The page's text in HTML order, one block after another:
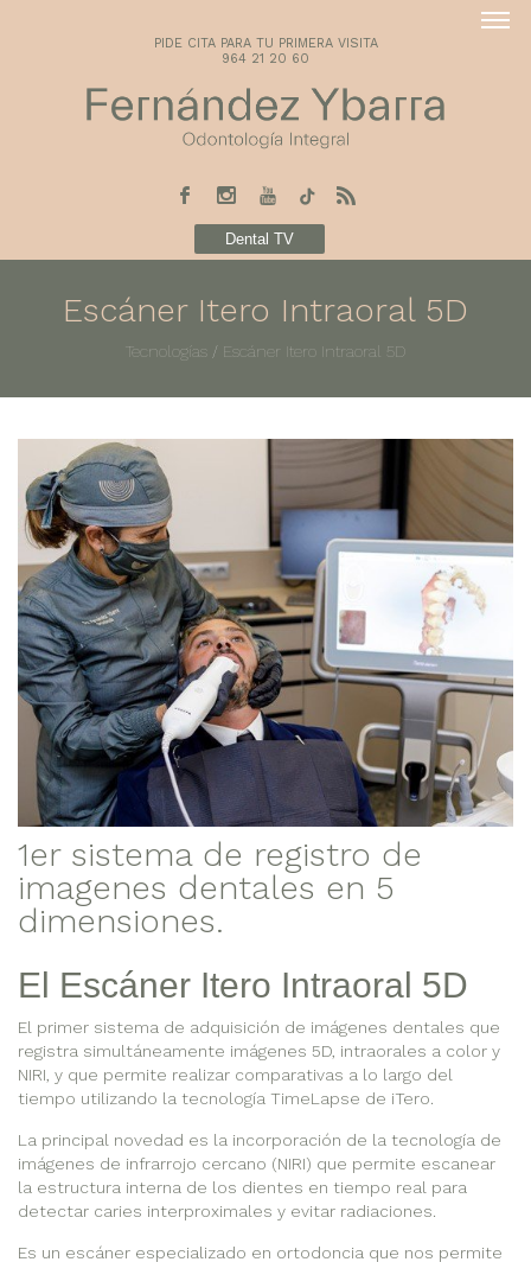
PIDE CITA PARA TU PRIMERA VISITA
964 21 20 60
Dental TV
Escáner Itero Intraoral 5D
Tecnologías / Escáner Itero Intraoral 5D
1er sistema de registro de
imagenes dentales en 5
dimensiones.
El Escáner Itero Intraoral 5D
El primer sistema de adquisición de imágenes dentales que
registra simultáneamente imágenes 5D, intraorales a color y
NIRI, y que permite realizar comparativas a lo largo del
tiempo utilizando la tecnología TimeLapse de iTero.
La principal novedad es la incorporación de la tecnología de
imágenes de infrarrojo cercano (NIRI) que permite escanear
la estructura interna de los dientes en tiempo real para
detectar caries interproximales y evitar radiaciones.
Es un escáner especializado en ortodoncia que nos permite